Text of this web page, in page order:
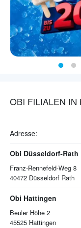
OBI FILIALEN IN
Adresse:
Obi Düsseldorf-Rath
Franz-Rennefeld-Weg 8
40472 Düsseldorf Rath
Obi Hattingen
Beuler Höhe 2
45525 Hattingen